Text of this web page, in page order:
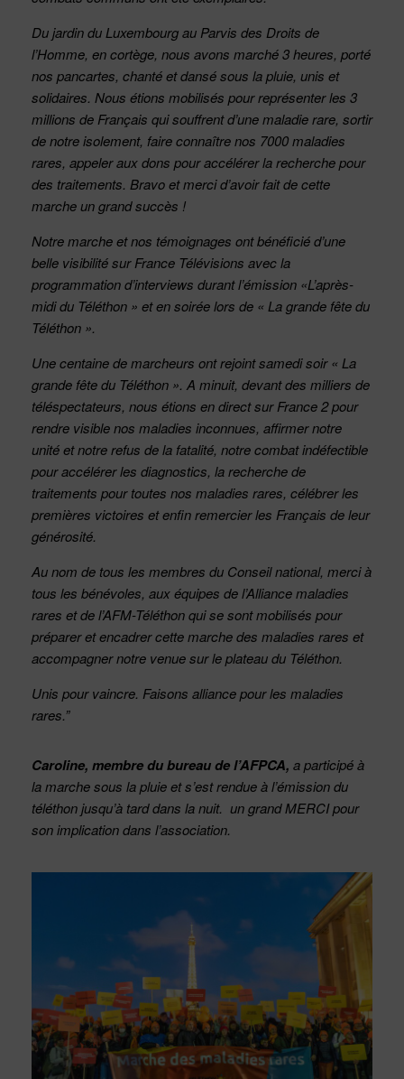
Du jardin du Luxembourg au Parvis des Droits de
l’Homme, en cortège, nous avons marché 3 heures, porté
nos pancartes, chanté et dansé sous la pluie, unis et
solidaires. Nous étions mobilisés pour représenter les 3
millions de Français qui souffrent d’une maladie rare, sortir
de notre isolement, faire connaître nos 7000 maladies
rares, appeler aux dons pour accélérer la recherche pour
des traitements. Bravo et merci d’avoir fait de cette
marche un grand succès !
Notre marche et nos témoignages ont bénéficié d’une
belle visibilité sur France Télévisions avec la
programmation d’interviews durant l’émission «L’après-
midi du Téléthon » et en soirée lors de « La grande fête du
Téléthon ».
Une centaine de marcheurs ont rejoint samedi soir « La
grande fête du Téléthon ». A minuit, devant des milliers de
téléspectateurs, nous étions en direct sur France 2 pour
rendre visible nos maladies inconnues, affirmer notre
unité et notre refus de la fatalité, notre combat indéfectible
pour accélérer les diagnostics, la recherche de
traitements pour toutes nos maladies rares, célébrer les
premières victoires et enfin remercier les Français de leur
générosité.
Au nom de tous les membres du Conseil national, merci à
tous les bénévoles, aux équipes de l’Alliance maladies
rares et de l’AFM-Téléthon qui se sont mobilisés pour
préparer et encadrer cette marche des maladies rares et
accompagner notre venue sur le plateau du Téléthon.
Unis pour vaincre. Faisons alliance pour les maladies
rares.”
Caroline, membre du bureau de l’AFPCA, a participé à
la marche sous la pluie et s’est rendue à l’émission du
téléthon jusqu’à tard dans la nuit. un grand MERCI pour
son implication dans l’association.